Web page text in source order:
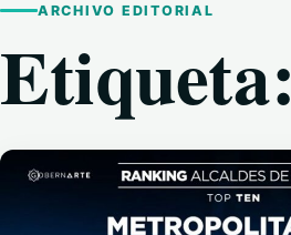
ARCHIVO EDITORIAL
Etiqueta: